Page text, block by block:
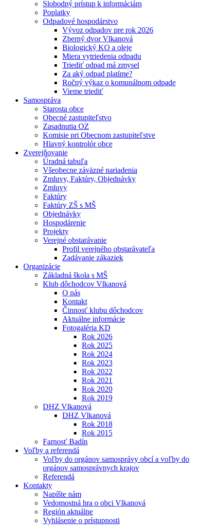
Slobodný prístup k informáciám
Poplatky
Odpadové hospodárstvo
Vývoz odpadov pre rok 2026
Zberný dvor Vlkanová
Biologický KO a oleje
Miera vytriedenia odpadu
Triediť odpad má zmysel
Za aký odpad platíme?
Ročný výkaz o komunálnom odpade
Vieme triediť
Samospráva
Starosta obce
Obecné zastupiteľstvo
Zasadnutia OZ
Komisie pri Obecnom zastupiteľstve
Hlavný kontrolór obce
Zverejňovanie
Úradná tabuľa
Všeobecne záväzné nariadenia
Zmluvy, Faktúry, Objednávky
Zmluvy
Faktúry
Faktúry ZŠ s MŠ
Objednávky
Hospodárenie
Projekty
Verejné obstarávanie
Profil verejného obstarávateľa
Zadávanie zákaziek
Organizácie
Základná škola s MŠ
Klub dôchodcov Vlkanová
O nás
Kontakt
Činnosť klubu dôchodcov
Aktuálne informácie
Fotogaléria KD
Rok 2026
Rok 2025
Rok 2024
Rok 2023
Rok 2022
Rok 2021
Rok 2020
Rok 2019
DHZ Vlkanová
DHZ Vlkanová
Rok 2018
Rok 2015
Farnosť Badín
Voľby a referendá
Voľby do orgánov samosprávy obcí a voľby do
orgánov samosprávnych krajov
Referendá
Kontakty
Napíšte nám
Vedomostná hra o obci Vlkanová
Región aktuálne
Vyhlásenie o prístupnosti